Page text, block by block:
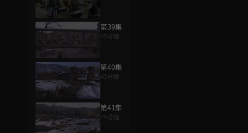
第39集
45分鐘
第40集
45分鐘
第41集
45分鐘